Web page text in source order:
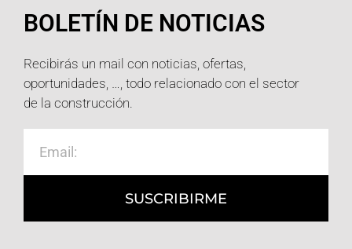
BOLETÍN DE NOTICIAS
Recibirás un mail con noticias, ofertas,
oportunidades, …, todo relacionado con el sector
de la construcción.
SUSCRIBIRME